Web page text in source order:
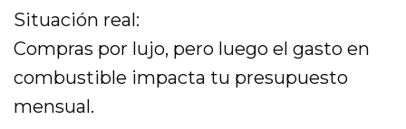
Situación real:
Compras por lujo, pero luego el gasto en
combustible impacta tu presupuesto
mensual.